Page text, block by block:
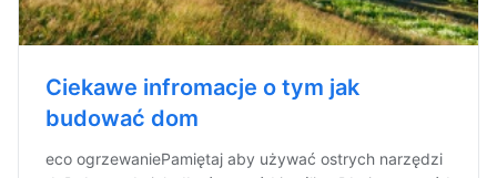
Ciekawe infromacje o tym jak
budować dom
eco ogrzewaniePamiętaj aby używać ostrych narzędzi